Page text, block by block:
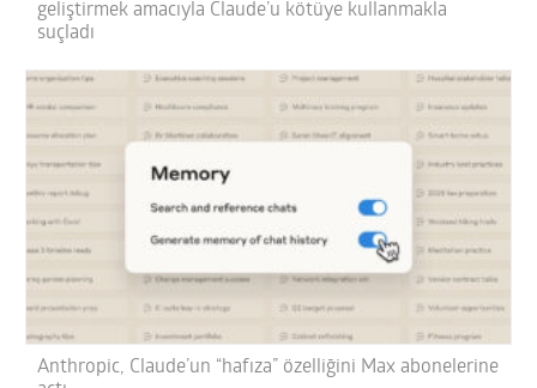
geliştirmek amacıyla Claude’u kötüye kullanmakla
suçladı
Anthropic, Claude’un “hafıza” özelliğini Max abonelerine